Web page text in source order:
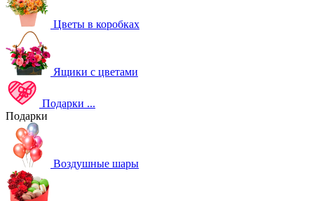
Цветы в коробках
Ящики с цветами
Подарки ...
Подарки
Воздушные шары